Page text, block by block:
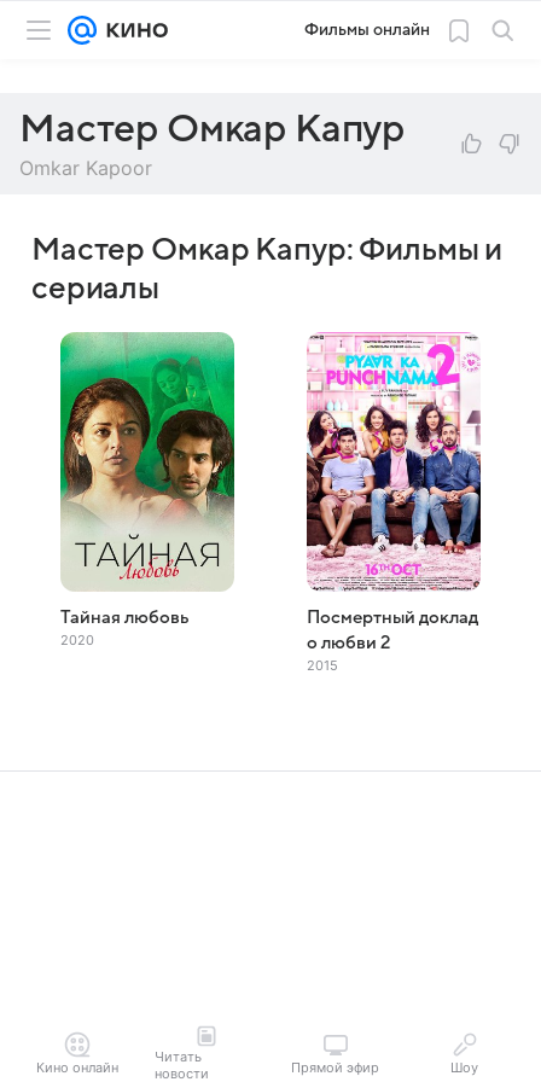
Фильмы онлайн
Мастер Омкар Капур
Omkar Kapoor
Мастер Омкар Капур: Фильмы и
сериалы
Тайная любовь
2020
Посмертный доклад
о любви 2
2015
Кино онлайн
Читать
новости
Прямой эфир Шоу